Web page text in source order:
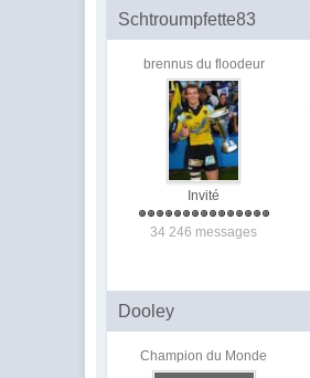
Schtroumpfette83
brennus du floodeur
Invité
34 246 messages
Dooley
Champion du Monde